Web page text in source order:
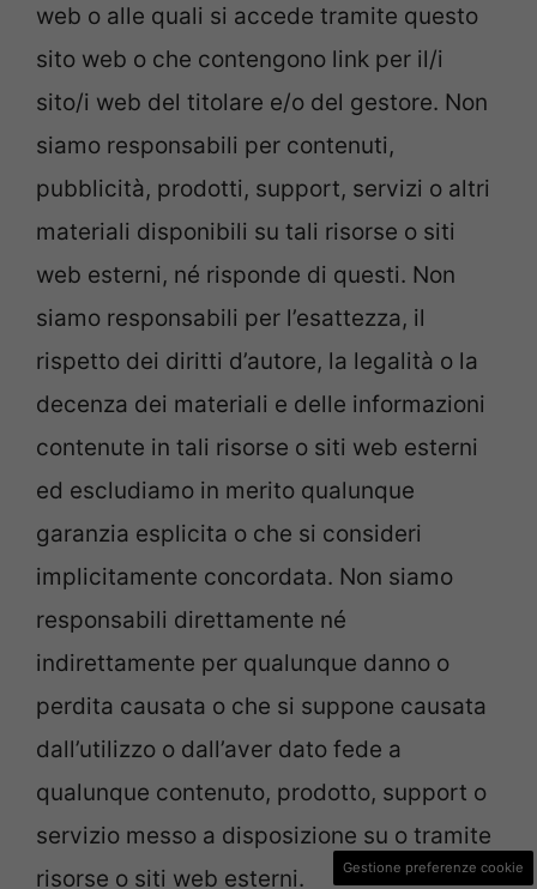
web o alle quali si accede tramite questo
sito web o che contengono link per il/i
sito/i web del titolare e/o del gestore. Non
siamo responsabili per contenuti,
pubblicità, prodotti, support, servizi o altri
materiali disponibili su tali risorse o siti
web esterni, né risponde di questi. Non
siamo responsabili per l’esattezza, il
rispetto dei diritti d’autore, la legalità o la
decenza dei materiali e delle informazioni
contenute in tali risorse o siti web esterni
ed escludiamo in merito qualunque
garanzia esplicita o che si consideri
implicitamente concordata. Non siamo
responsabili direttamente né
indirettamente per qualunque danno o
perdita causata o che si suppone causata
dall’utilizzo o dall’aver dato fede a
qualunque contenuto, prodotto, support o
servizio messo a disposizione su o tramite
risorse o siti web esterni.
Gestione preferenze cookie